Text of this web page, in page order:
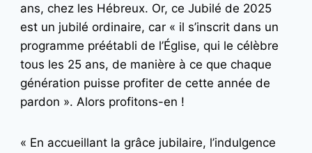
ans, chez les Hébreux. Or, ce Jubilé de 2025
est un jubilé ordinaire, car « il s’inscrit dans un
programme préétabli de l’Église, qui le célèbre
tous les 25 ans, de manière à ce que chaque
génération puisse profiter de cette année de
pardon ». Alors profitons-en !
« En accueillant la grâce jubilaire, l’indulgence